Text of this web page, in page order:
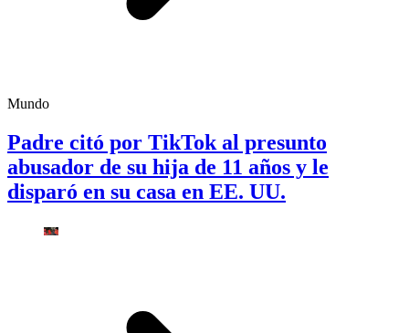
Mundo
Padre citó por TikTok al presunto
abusador de su hija de 11 años y le
disparó en su casa en EE. UU.